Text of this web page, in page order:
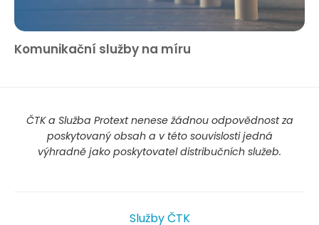
Komunikační služby na míru
ČTK a Služba Protext nenese žádnou odpovědnost za
poskytovaný obsah a v této souvislosti jedná
výhradně jako poskytovatel distribučních služeb.
Služby ČTK